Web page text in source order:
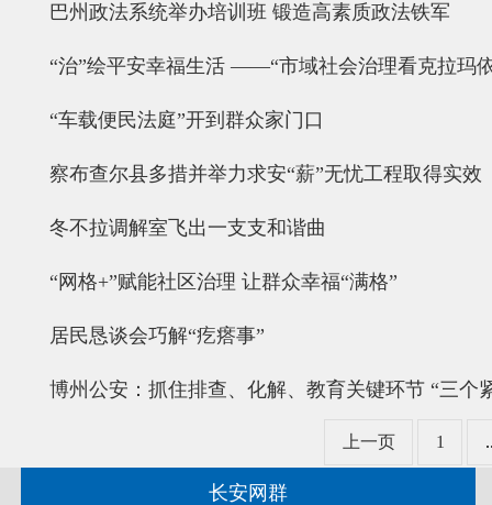
巴州政法系统举办培训班 锻造高素质政法铁军
“治”绘平安幸福生活 ——“市域社会治理看克拉玛
“车载便民法庭”开到群众家门口
察布查尔县多措并举力求安“薪”无忧工程取得实效
冬不拉调解室飞出一支支和谐曲
“网格+”赋能社区治理 让群众幸福“满格”
居民恳谈会巧解“疙瘩事”
博州公安：抓住排查、化解、教育关键环节 “三个
上一页 1
长安网群